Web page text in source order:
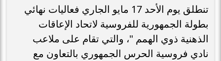
تنطلق يوم الأحد 17 مايو الجاري فعاليات نهائي
بطولة الجمهورية للفروسية لاتحاد الإعاقات
الذهنية ذوي الهمم "، والتي تقام على ملاعب
نادي فروسية الحرس الجمهوري بالتعاون مع